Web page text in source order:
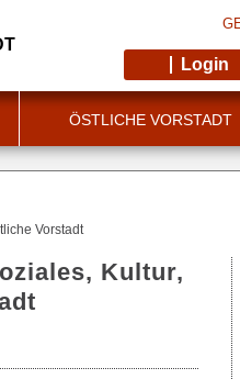
Login
ÖSTLICHE VORSTADT
Vorstadt
Kultur,